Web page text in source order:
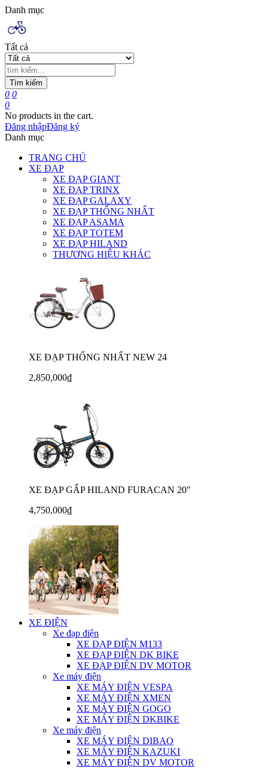
Danh mục
Tất cả
Tìm kiếm
0 0
0
No products in the cart.
Đăng nhậpĐăng ký
Danh mục
TRANG CHỦ
XE ĐẠP
XE ĐẠP GIANT
XE ĐẠP TRINX
XE ĐẠP GALAXY
XE ĐẠP THỐNG NHẤT
XE ĐẠP ASAMA
XE ĐẠP TOTEM
XE ĐẠP HILAND
THƯƠNG HIỆU KHÁC
XE ĐẠP THỐNG NHẤT NEW 24
2,850,000₫
XE ĐẠP GẤP HILAND FURACAN 20"
4,750,000₫
XE ĐIỆN
Xe đạp điện
XE ĐẠP ĐIỆN M133
XE ĐẠP ĐIỆN DK BIKE
XE ĐẠP ĐIỆN DV MOTOR
Xe máy điện
XE MÁY ĐIỆN VESPA
XE MÁY ĐIỆN XMEN
XE MÁY ĐIỆN GOGO
XE MÁY ĐIỆN DKBIKE
Xe máy điện
XE MÁY ĐIỆN DIBAO
XE MÁY ĐIỆN KAZUKI
XE MÁY ĐIỆN DV MOTOR